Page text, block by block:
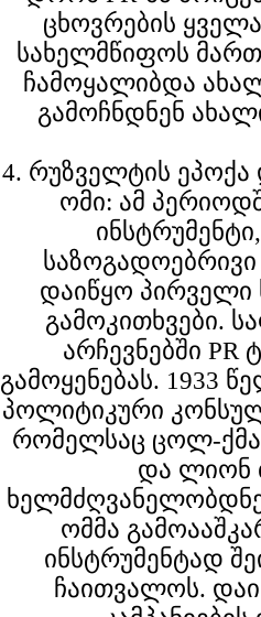
ცხოვრების
სახელმწიფოს
ჩამოყალიბდა
გამოჩნდნენ
4. რუზველტის
ომი: ამ
დაიწყო პირველი
გამოკითხვები.
არჩევნებში
გამოყენებას. 1933
პოლიტიკური
რომელსაც ცოლ-
და ლიონ
ომმა
ინსტრუმენტად
ჩაითვალოს.